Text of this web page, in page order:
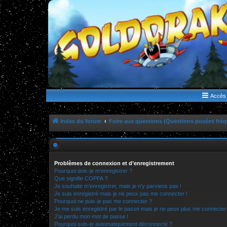
WWW.GOLDORAKGO.COM
le site de la Lune Rouge
Accès
Index du forum Foire aux questions (Questions posées
Problèmes de connexion et d’enregistrement
Pourquoi dois-je m’enregistrer ?
Que signifie COPPA ?
Je souhaite m’enregistrer, mais je n’y parviens pas !
Je suis enregistré mais je ne peux pas me connecter !
Pourquoi ne puis-je pas me connecter ?
Je me suis enregistré par le passé mais je ne peux plus me connecter
J’ai perdu mon mot de passe !
Pourquoi suis-je automatiquement déconnecté ?